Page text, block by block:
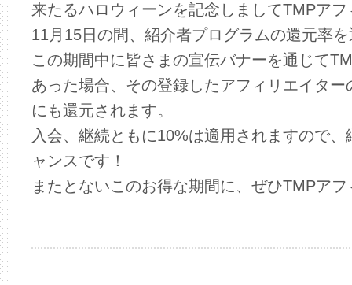
来たるハロウィーンを記念しましてTMPア
11月15日の間、紹介者プログラムの還元率
この期間中に皆さまの宣伝バナーを通じて
あった場合、その登録したアフィリエイタ
にも還元されます。
入会、継続ともに10%は適用されますので
ャンスです！
またとないこのお得な期間に、ぜひTMPア